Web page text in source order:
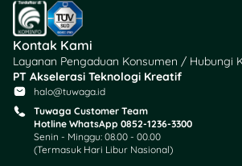
buat buy, sell, and take
profit.Nggak heran kalau
keuntungan yang diraup
investor agresif juga besar.
Walaupun investor agresif
suka main di saham, tapi
mereka juga diversifikasi ke
instrumen lain yang rendah
Kontak Kami
Layanan Pengaduan Konsumen / Hubungi
PT Akselerasi Teknologi Kreatif
halo@tuwaga.id
Tuwaga Customer Team
Hotline WhatsApp 0852-1236-3300
Senin - Minggu: 08.00 - 00.00
(Termasuk Hari Libur Nasional)